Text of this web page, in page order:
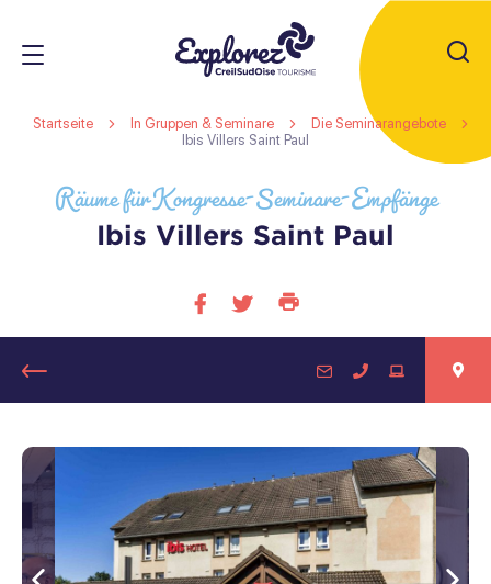
Creil
Oise
Startseite In Gruppen & Seminare
Die Seminarangebote
Ibis Villers Saint Paul
Räume für Kongresse-Seminare-Empfänge
Ibis Villers Saint Paul
Auf
teilen
Auf
teilen
Diese
drucken
Rückkehr